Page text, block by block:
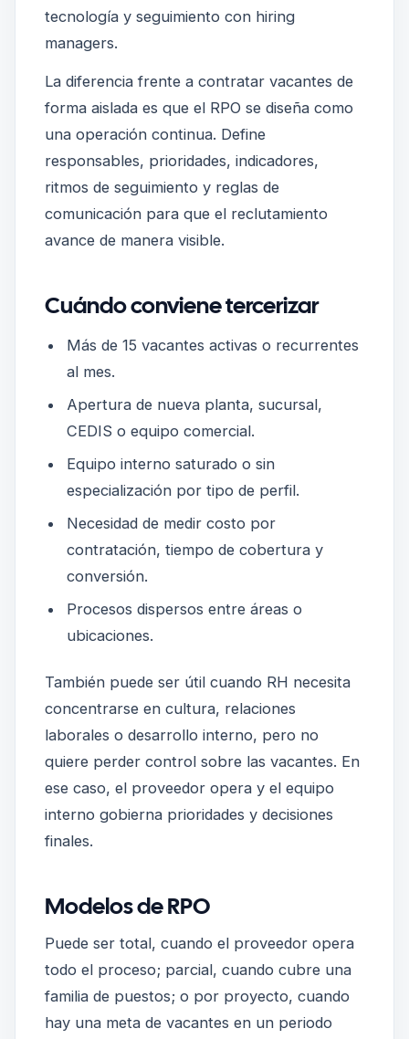
tecnología y seguimiento con hiring
managers.
La diferencia frente a contratar vacantes de
forma aislada es que el RPO se diseña como
una operación continua. Define
responsables, prioridades, indicadores,
ritmos de seguimiento y reglas de
comunicación para que el reclutamiento
avance de manera visible.
Cuándo conviene tercerizar
Más de 15 vacantes activas o recurrentes
al mes.
Apertura de nueva planta, sucursal,
CEDIS o equipo comercial.
Equipo interno saturado o sin
especialización por tipo de perfil.
Necesidad de medir costo por
contratación, tiempo de cobertura y
conversión.
Procesos dispersos entre áreas o
ubicaciones.
También puede ser útil cuando RH necesita
concentrarse en cultura, relaciones
laborales o desarrollo interno, pero no
quiere perder control sobre las vacantes. En
ese caso, el proveedor opera y el equipo
interno gobierna prioridades y decisiones
finales.
Modelos de RPO
Puede ser total, cuando el proveedor opera
todo el proceso; parcial, cuando cubre una
familia de puestos; o por proyecto, cuando
hay una meta de vacantes en un periodo